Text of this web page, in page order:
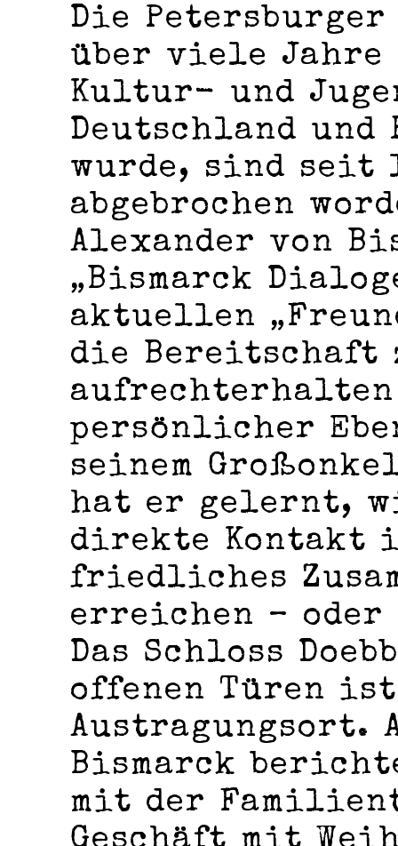
Die
über viele
Kultur- und
Deutschland
wurde, sind seit
abgebrochen
Alexander von
„Bismarck
aktuellen
die Bereitschaft
aufrechterhalten
persönlicher
seinem
hat er gelernt,
direkte Kontakt
friedliches
erreichen –
Das Schloss
offenen Türen
Austragungsort.
Bismarck
mit der